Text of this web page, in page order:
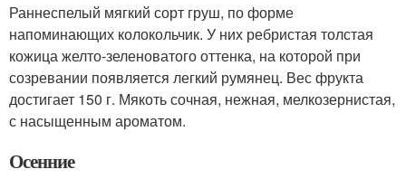
Раннеспелый мягкий сорт груш, по форме
напоминающих колокольчик. У них ребристая толстая
кожица желто-зеленоватого оттенка, на которой при
созревании появляется легкий румянец. Вес фрукта
достигает 150 г. Мякоть сочная, нежная, мелкозернистая,
с насыщенным ароматом.
Осенние